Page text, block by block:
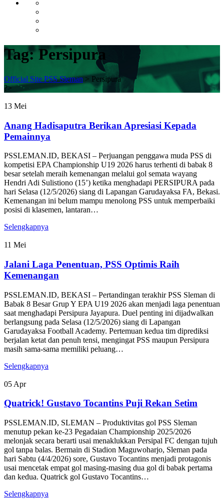
Tag:Persipura
Official Site PSS Sleman > Persipura
?>
13 Mei
Anang Hadisaputra Berikan Apresiasi Kepada
Pemainnya
PSSLEMAN.ID, BEKASI – Perjuangan penggawa muda PSS di
kompetisi EPA Championship U19 2026 harus terhenti di babak 8
besar setelah meraih kemenangan melalui gol semata wayang
Hendri Adi Sulistiono (15’) ketika menghadapi PERSIPURA pada
hari Selasa (12/5/2026) siang di Lapangan Garudayaksa FA, Bekasi.
Kemenangan ini belum mampu menolong PSS untuk memperbaiki
posisi di klasemen, lantaran…
Selengkapnya
11 Mei
Jalani Laga Penentuan, PSS Optimis Raih
Kemenangan
PSSLEMAN.ID, BEKASI – Pertandingan terakhir PSS Sleman di
Babak 8 Besar Grup Y EPA U19 2026 akan menjadi laga penentuan
saat menghadapi Persipura Jayapura. Duel penting ini dijadwalkan
berlangsung pada Selasa (12/5/2026) siang di Lapangan
Garudayaksa Football Academy. Pertemuan kedua tim diprediksi
berjalan ketat dan penuh tensi, mengingat PSS maupun Persipura
masih sama-sama memiliki peluang…
Selengkapnya
05 Apr
Quatrick! Gustavo Tocantins Puji Rekan Setim
PSSLEMAN.ID, SLEMAN – Produktivitas gol PSS Sleman
menutup pekan ke-23 Pegadaian Championship 2025/2026
melonjak secara berarti usai menaklukkan Persipal FC dengan tujuh
gol tanpa balas. Bermain di Stadion Maguwoharjo, Sleman pada
hari Sabtu (4/4/2026) sore, Gustavo Tocantins menjadi protagonis
usai mencetak empat gol masing-masing dua gol di babak pertama
dan kedua. Quatrick gol Gustavo Tocantins…
Selengkapnya